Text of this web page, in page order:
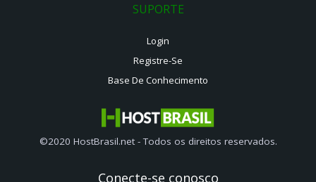
SUPORTE
Login
Registre-Se
Base De Conhecimento
©2020 HostBrasil.net - Todos os direitos reservados.
Conecte-se conosco